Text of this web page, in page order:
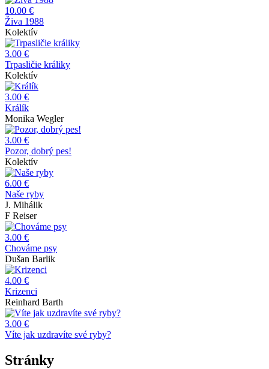
10.00 €
Živa 1988
Kolektív
3.00 €
Trpasličie králiky
Kolektív
3.00 €
Králík
Monika Wegler
3.00 €
Pozor, dobrý pes!
Kolektív
6.00 €
Naše ryby
J. Mihálik
F Reiser
3.00 €
Chováme psy
Dušan Barlik
4.00 €
Krizenci
Reinhard Barth
3.00 €
Víte jak uzdravíte své ryby?
Stránky